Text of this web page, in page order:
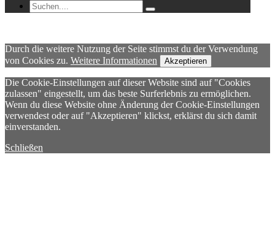
Durch die weitere Nutzung der Seite stimmst du der Verwendung
von Cookies zu. Weitere Informationen Akzeptieren
Die Cookie-Einstellungen auf dieser Website sind auf "Cookies
zulassen" eingestellt, um das beste Surferlebnis zu ermöglichen.
Wenn du diese Website ohne Änderung der Cookie-Einstellungen
verwendest oder auf "Akzeptieren" klickst, erklärst du sich damit
einverstanden.
Schließen